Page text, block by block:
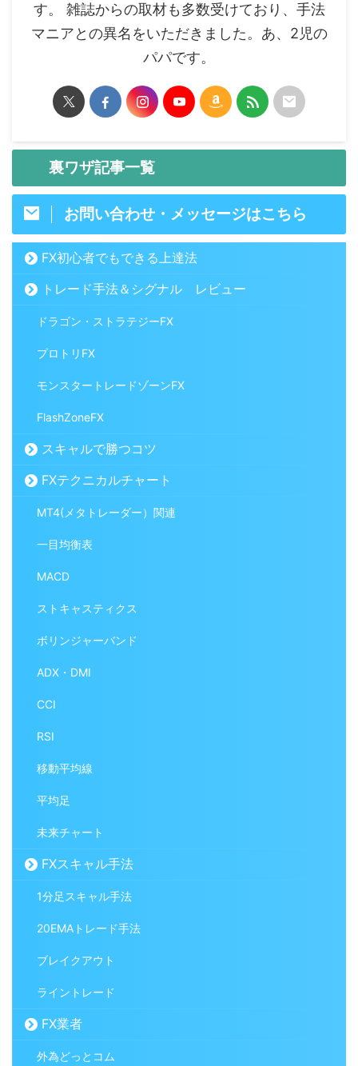
す。 雑誌からの取材も多数受けており、手法
マニアとの異名をいただきました。あ、2児の
パパです。
裏ワザ記事一覧
お問い合わせ・メッセージはこちら
FX初心者でもできる上達法
トレード手法＆シグナル レビュー
ドラゴン・ストラテジーFX
プロトリFX
モンスタートレードゾーンFX
FlashZoneFX
スキャルで勝つコツ
FXテクニカルチャート
MT4(メタトレーダー）関連
一目均衡表
MACD
ストキャスティクス
ボリンジャーバンド
ADX・DMI
CCI
RSI
移動平均線
平均足
未来チャート
FXスキャル手法
1分足スキャル手法
20EMAトレード手法
ブレイクアウト
ライントレード
FX業者
外為どっとコム